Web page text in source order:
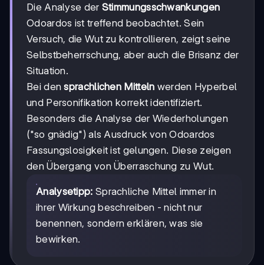
Die Analyse der Stimmungsschwankungen
Odoardos ist treffend beobachtet. Sein
Versuch, die Wut zu kontrollieren, zeigt seine
Selbstbeherrschung, aber auch die Brisanz der
Situation.
Bei densprachlichen Mitteln werden Hyperbel
und Personifikation korrekt identifiziert.
Besonders die Analyse der Wiederholungen
("so gnädig") als Ausdruck von Odoardos
Fassungslosigkeit ist gelungen. Diese zeigen
den Übergang von Überraschung zu Wut.
Analysetipp: Sprachliche Mittel immer in
ihrer Wirkung beschreiben - nicht nur
benennen, sondern erklären, was sie
bewirken.